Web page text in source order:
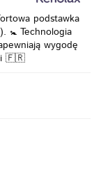
podstawka
🚼 Technologia
wygodę
🇫🇷